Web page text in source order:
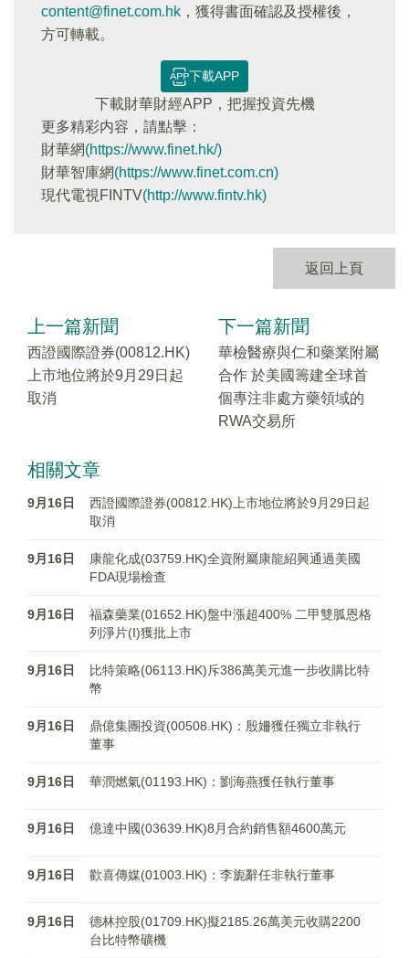
content@finet.com.hk ，獲得書面確認及授權後，
方可轉載。
下載APP
下載財華財經APP，把握投資先機
更多精彩内容，請點擊：
財華網(https://www.finet.hk/)
財華智庫網(https://www.finet.com.cn)
現代電視FINTV(http://www.fintv.hk)
返回上頁
上一篇新聞
西證國際證券(00812.HK)
上市地位將於9月29日起
取消
下一篇新聞
華檢醫療與仁和藥業附屬
合作 於美國籌建全球首
個專注非處方藥領域的
RWA交易所
相關文章
9月16日
西證國際證券(00812.HK)上市地位將於9月29日起
取消
9月16日
康龍化成(03759.HK)全資附屬康龍紹興通過美國
FDA現場檢查
9月16日
福森藥業(01652.HK)盤中漲超400% 二甲雙胍恩格
列淨片(I)獲批上市
9月16日
比特策略(06113.HK)斥386萬美元進一步收購比特
幣
9月16日
鼎億集團投資(00508.HK)：殷姍獲任獨立非執行
董事
9月16日 華潤燃氣(01193.HK)：劉海燕獲任執行董事
9月16日 億達中國(03639.HK)8月合約銷售額4600萬元
9月16日 歡喜傳媒(01003.HK)：李旎辭任非執行董事
9月16日
德林控股(01709.HK)擬2185.26萬美元收購2200
台比特幣礦機